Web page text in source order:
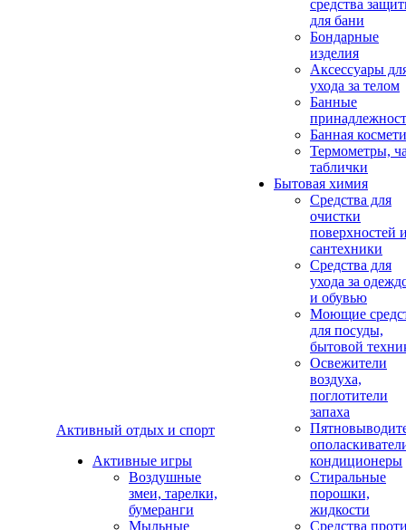
Активный отдых и спорт
Активные игры
Воздушные
змеи, тарелки,
бумеранги
Мыльные
средства
для бани
Бондарные
изделия
Аксеcсуары
ухода за телом
Банные
Банная
Термометры,
таблички
Бытовая химия
Средства для
очистки
поверхностей
сантехники
Средства для
ухода за
и обувью
Моющие
для посуды,
бытовой
Освежители
воздуха,
поглотители
запаха
кондиционеры
Стиральные
порошки,
жидкости
Средства